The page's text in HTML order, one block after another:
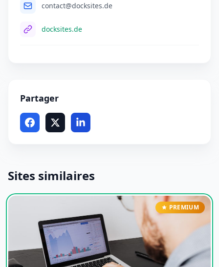
contact@docksites.de
docksites.de
Partager
Sites similaires
PREMIUM